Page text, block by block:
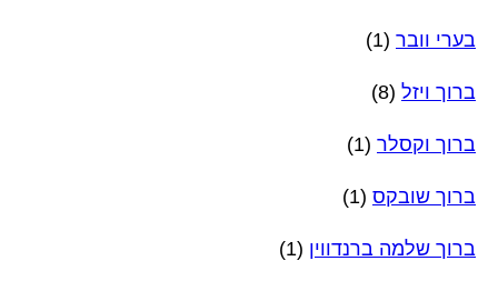
בערי וובר (1)
ברוך ויזל (8)
ברוך וקסלר (1)
ברוך שובקס (1)
ברוך שלמה ברנדווין (1)